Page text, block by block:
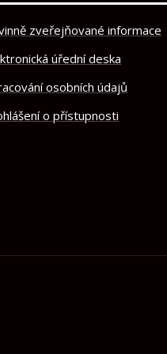
zveřejňované informace
úřední deska
osobních údajů
o přístupnosti